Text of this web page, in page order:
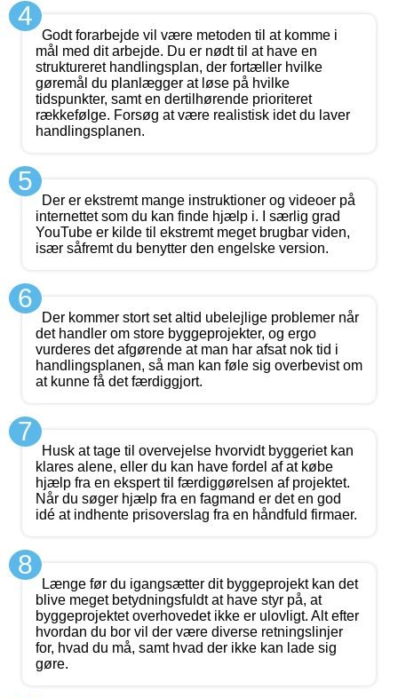
4
Godt forarbejde vil være metoden til at komme i
mål med dit arbejde. Du er nødt til at have en
struktureret handlingsplan, der fortæller hvilke
gøremål du planlægger at løse på hvilke
tidspunkter, samt en dertilhørende prioriteret
rækkefølge. Forsøg at være realistisk idet du laver
handlingsplanen.
5
Der er ekstremt mange instruktioner og videoer på
internettet som du kan finde hjælp i. I særlig grad
YouTube er kilde til ekstremt meget brugbar viden,
især såfremt du benytter den engelske version.
6
Der kommer stort set altid ubelejlige problemer når
det handler om store byggeprojekter, og ergo
vurderes det afgørende at man har afsat nok tid i
handlingsplanen, så man kan føle sig overbevist om
at kunne få det færdiggjort.
7
Husk at tage til overvejelse hvorvidt byggeriet kan
klares alene, eller du kan have fordel af at købe
hjælp fra en ekspert til færdiggørelsen af projektet.
Når du søger hjælp fra en fagmand er det en god
idé at indhente prisoverslag fra en håndfuld firmaer.
8
Længe før du igangsætter dit byggeprojekt kan det
blive meget betydningsfuldt at have styr på, at
byggeprojektet overhovedet ikke er ulovligt. Alt efter
hvordan du bor vil der være diverse retningslinjer
for, hvad du må, samt hvad der ikke kan lade sig
gøre.